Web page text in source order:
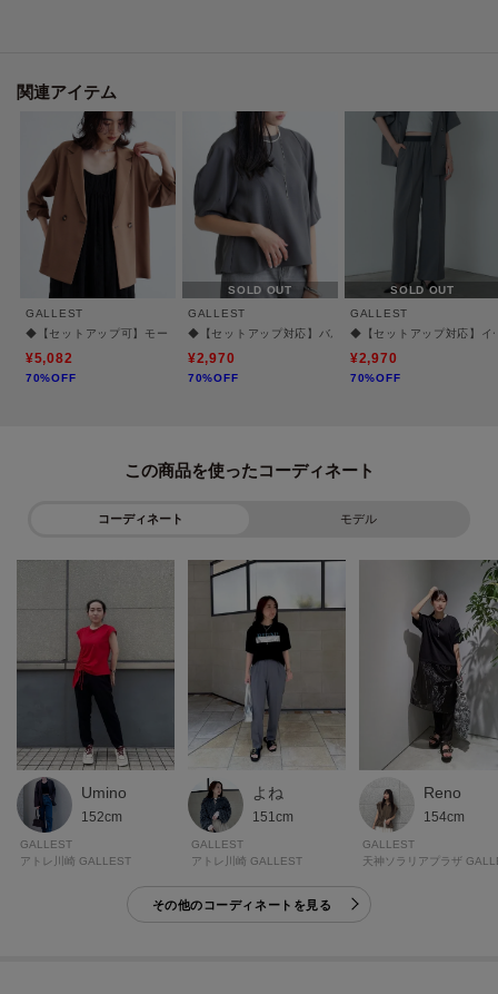
同素材のジャケット（商品番号：523－42008）、同素材のパンツ（商品番
号：523－62007、523－62008）とセットアップで着用も可能です。
Fabric Point
しわになりにくく、ほんのりストレッチの梳毛見えするポリエステル混素
材。
さらっとした風合いで穿き心地◎です。
【仕様】
・ポケット数：横×2
【注意点】
同素材トップスとセット購入する際は同じ色番号同士で組み合わせてくださ
＊＊＊＊＊＊＊＊＊＊＊＊＊＊＊＊＊＊＊＊＊＊＊＊＊＊＊＊＊
＼＼気になるアイテムはお気に入り登録がおすすめ／／
気になるアイテムのページにある「ハートマーク」をクリックして簡単に追
加できます。
登録すると、再入荷通知やお値下げ情報をメルマガにてお知らせ！
マイページにてお気に入り一覧もチェックできます。
＊＊＊＊＊＊＊＊＊＊＊＊＊＊＊＊＊＊＊＊＊＊＊＊＊＊＊＊＊
※照明の関係により、実際よりも色味が違って見える場合があります。ま
関連アイテム
GALLEST
◆【セットアップ可】モードフィットダブルボタンジャケット【カセット服/オケージョ
¥5,082
70%OFF
SOLD OUT
GALLEST
◆【セットアップ対応】バルーンスリーブブラウス【通
¥2,970
70%OFF
SOLD OUT
GALLEST
◆【セットアップ対応】イ
¥2,970
70%OFF
この商品を使った
コーディネート モデル
Umino
152cm
GALLEST
アトレ川崎 GALLEST
よね
151cm
GALLEST
アトレ川崎 GALLEST
Reno
154cm
GALLEST
その他のコーディネートを見る